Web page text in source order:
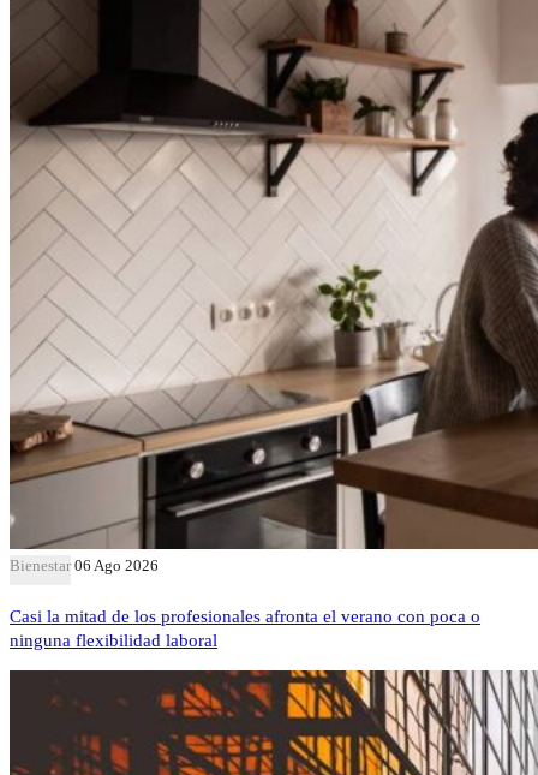
Bienestar 06 Ago 2026
Casi la mitad de los profesionales afronta el verano con poca o
ninguna flexibilidad laboral